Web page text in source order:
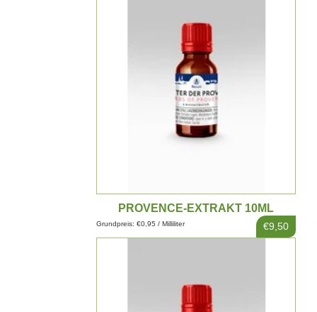
PROVENCE-EXTRAKT 10ML
€9,50
Grundpreis: €0,95 / Milliliter